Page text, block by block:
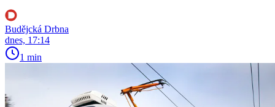
Budějcká Drbna
dnes, 17:14
1 min